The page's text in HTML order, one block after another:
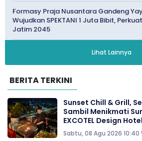
Formasy Praja Nusantara Gandeng
Wujudkan SPEKTANI 1 Juta Bibit,
Jatim 2045
Lihat Lainnya
BERITA TERKINI
Sunset Chill & Grill,
Sambil Menikmati
EXCOTEL Design
Sabtu, 08 Agu 2026 10:40